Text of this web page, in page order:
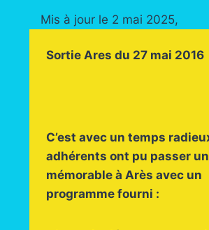
Mis à jour le 2 mai 2025,
Sortie Ares du 27 mai 2016
C’est avec un temps
adhérents ont pu passer
mémorable à Arès avec un
programme fourni :